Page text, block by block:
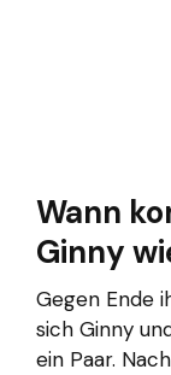
Wann
Ginny
Gegen Ende
sich Ginny
ein Paar.